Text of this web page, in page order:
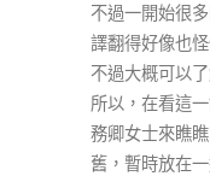
不過一開始很
譯翻得好像也
不過大概可以
所以，在看這
務卿女士來瞧
舊，暫時放在一